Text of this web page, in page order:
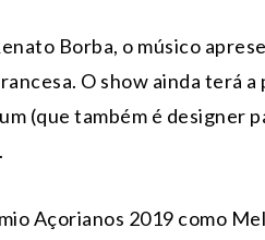
Borba, o músico
O show ainda terá
(que também é designer
Açorianos 2019 como